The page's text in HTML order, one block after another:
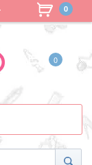
0
0